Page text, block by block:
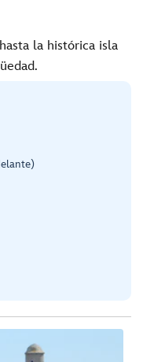
la histórica isla